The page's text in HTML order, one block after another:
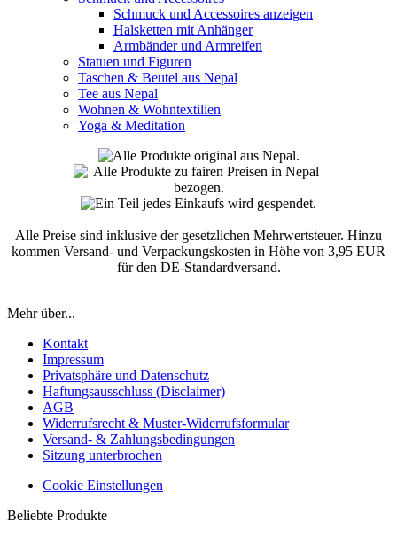
Schmuck und Accessoires anzeigen
Halsketten mit Anhänger
Armbänder und Armreifen
Statuen und Figuren
Taschen & Beutel aus Nepal
Tee aus Nepal
Wohnen & Wohntextilien
Yoga & Meditation
Alle Preise sind inklusive der gesetzlichen Mehrwertsteuer. Hinzu
kommen Versand- und Verpackungskosten in Höhe von 3,95 EUR
für den DE-Standardversand.
Mehr über...
Kontakt
Impressum
Privatsphäre und Datenschutz
Haftungsausschluss (Disclaimer)
AGB
Widerrufsrecht & Muster-Widerrufsformular
Versand- & Zahlungsbedingungen
Sitzung unterbrochen
Cookie Einstellungen
Beliebte Produkte